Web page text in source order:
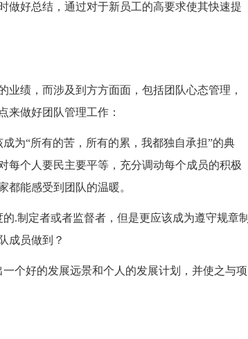
做好总结，通过对于新员工的高要求使其快速提
绩，而涉及到方方面面，包括团队心态管理，
来做好团队管理工作：
“所有的苦，所有的累，我都独自承担”的典
每个人要民主要平等，充分调动每个成员的积极
能感受到团队的温暖。
制定者或者监督者，但是更应该成为遵守规章制
成员做到？
好的发展远景和个人的发展计划，并使之与项